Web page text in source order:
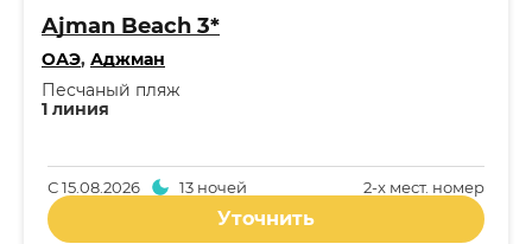
Ajman Beach 3*
ОАЭ, Аджман
1 линия
Песчаный пляж
2-x мест. номер
С15.08.2026 13 ночей
Уточнить